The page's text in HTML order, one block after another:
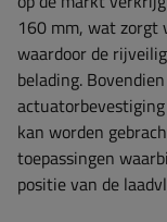
160 mm, wat zorgt
waardoor de
belading.
kan worden
toepassingen
positie van de